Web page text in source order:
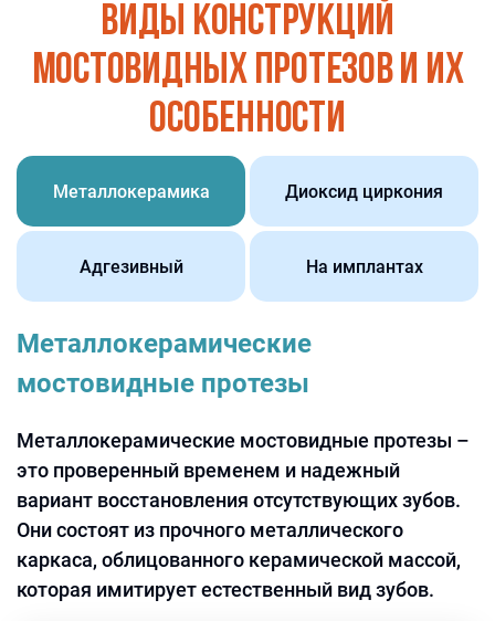
Виды конструкций
мостовидных протезов и их
особенности
Металлокерамика Диоксид циркония
Адгезивный На имплантах
Металлокерамические
мостовидные протезы
Металлокерамические мостовидные протезы –
это проверенный временем и надежный
вариант восстановления отсутствующих зубов.
Они состоят из прочного металлического
каркаса, облицованного керамической массой,
которая имитирует естественный вид зубов.